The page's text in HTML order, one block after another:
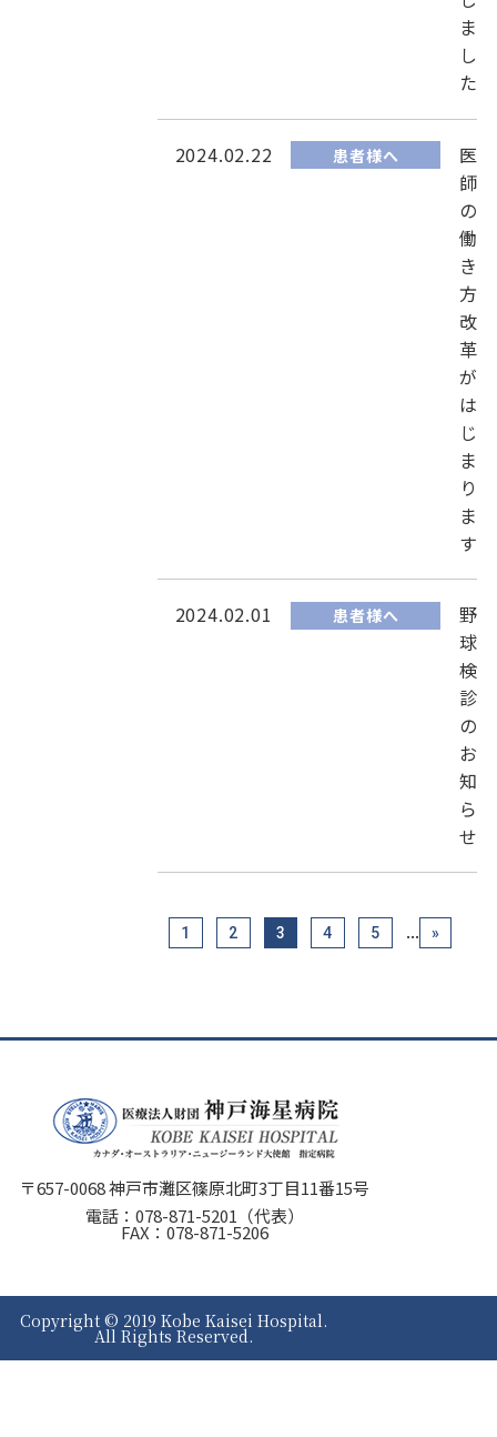
ま
し
た
2024.02.22 患者様へ
医
師
の
働
き
方
改
革
が
は
じ
ま
り
ま
す
2024.02.01 患者様へ
野
球
検
診
の
お
知
ら
せ
1 2 3 4 5 ... »
〒657-0068 神戸市灘区篠原北町3丁目11番15号
電話： 078-871-5201 （代表）
FAX：078-871-5206
Copyright © 2019 Kobe Kaisei Hospital.
All Rights Reserved.